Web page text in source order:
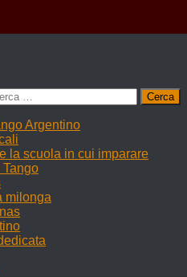
Argentino
la scuola in cui imparare
milonga